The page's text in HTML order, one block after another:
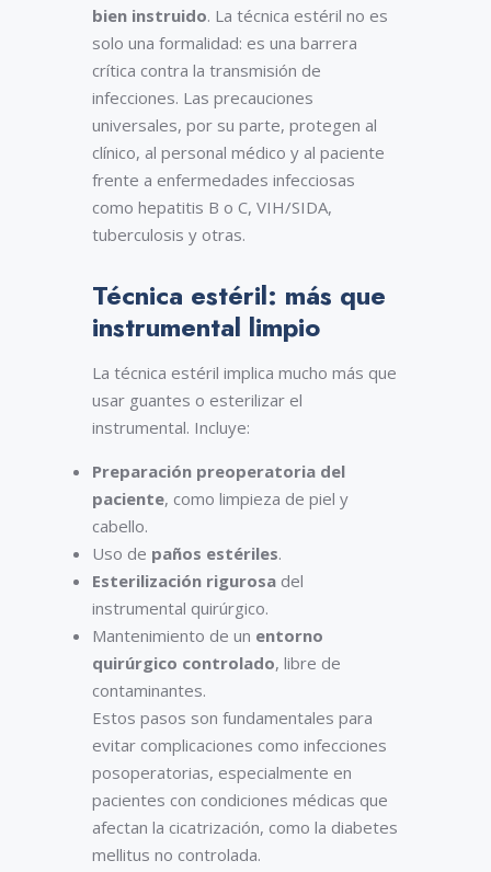
bien instruido. La técnica estéril no es
solo una formalidad: es una barrera
crítica contra la transmisión de
infecciones. Las precauciones
universales, por su parte, protegen al
clínico, al personal médico y al paciente
frente a enfermedades infecciosas
como hepatitis B o C, VIH/SIDA,
tuberculosis y otras.
Técnica estéril: más que
instrumental limpio
La técnica estéril implica mucho más que
usar guantes o esterilizar el
instrumental. Incluye:
Preparación preoperatoria del
paciente, como limpieza de piel y
cabello.
Uso de paños estériles.
Esterilización rigurosa del
instrumental quirúrgico.
Mantenimiento de un entorno
quirúrgico controlado, libre de
contaminantes.
Estos pasos son fundamentales para
evitar complicaciones como infecciones
posoperatorias, especialmente en
pacientes con condiciones médicas que
afectan la cicatrización, como la diabetes
mellitus no controlada.